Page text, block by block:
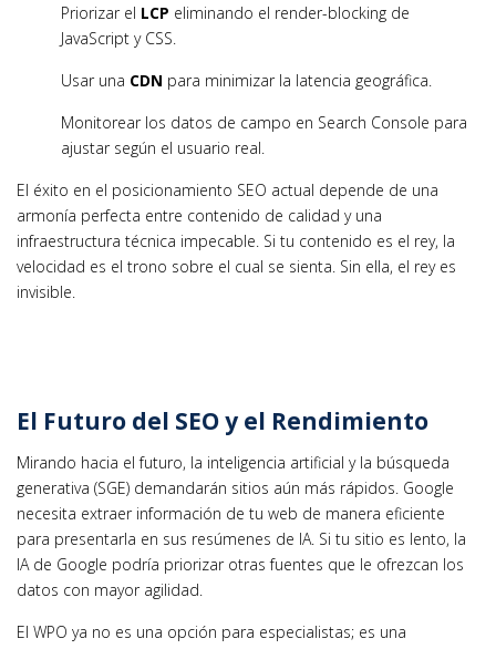
Priorizar el LCP eliminando el render-blocking de
JavaScript y CSS.
Usar una CDN para minimizar la latencia geográfica.
Monitorear los datos de campo en Search Console para
ajustar según el usuario real.
El éxito en el posicionamiento SEO actual depende de una
armonía perfecta entre contenido de calidad y una
infraestructura técnica impecable. Si tu contenido es el rey, la
velocidad es el trono sobre el cual se sienta. Sin ella, el rey es
invisible.
El Futuro del SEO y el Rendimiento
Mirando hacia el futuro, la inteligencia artificial y la búsqueda
generativa (SGE) demandarán sitios aún más rápidos. Google
necesita extraer información de tu web de manera eficiente
para presentarla en sus resúmenes de IA. Si tu sitio es lento, la
IA de Google podría priorizar otras fuentes que le ofrezcan los
datos con mayor agilidad.
El WPO ya no es una opción para especialistas; es una